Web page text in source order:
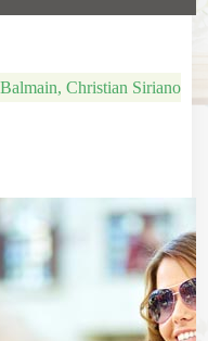
Christian Siriano